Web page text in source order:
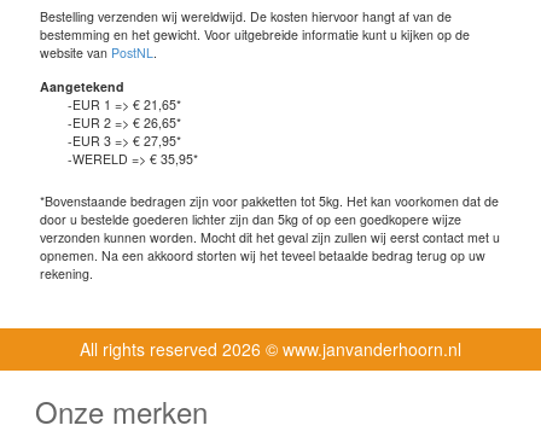
Bestelling verzenden wij wereldwijd. De kosten hiervoor hangt af van de
bestemming en het gewicht. Voor uitgebreide informatie kunt u kijken op de
website van PostNL
Aangetekend
-EUR 1 => € 21,65*
-EUR 2 => € 26,65*
-EUR 3 => € 27,95*
-WERELD => € 35,95*
*Bovenstaande bedragen zijn voor pakketten tot 5kg. Het kan voorkomen dat de
door u bestelde goederen lichter zijn dan 5kg of op een goedkopere wijze
verzonden kunnen worden. Mocht dit het geval zijn zullen wij eerst contact met u
opnemen. Na een akkoord storten wij het teveel betaalde bedrag terug op uw
rekening.
All rights reserved 2026 © www.janvanderhoorn.nl
Onze merken